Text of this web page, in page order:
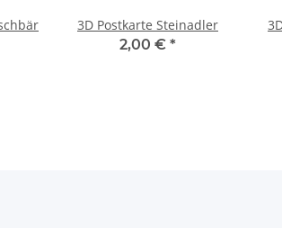
3D Postkarte Steinadler
2,00 € *